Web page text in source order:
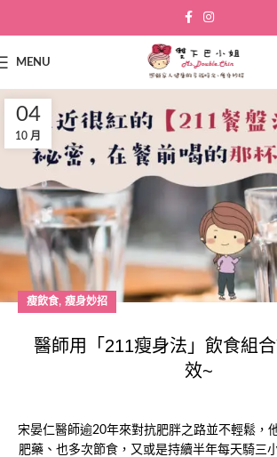
MENU
04
10 月
瘦飲食, 瘦身妙招
醫師用「211瘦身法」飲食組
效~
宋晏仁醫師逾20年來對抗肥胖之路並不輕鬆，
肥藥、也多次節食，又或是持續半年每天騎三